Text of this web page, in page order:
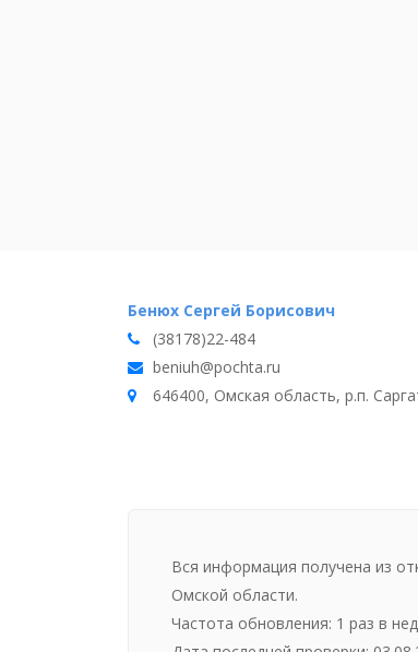
Бенюх Сергей Борисович
(38178)22-484
beniuh@pochta.ru
646400, Омская область, р.п.
Вся информация получена из
Омской области.
Частота обновления: 1 раз в